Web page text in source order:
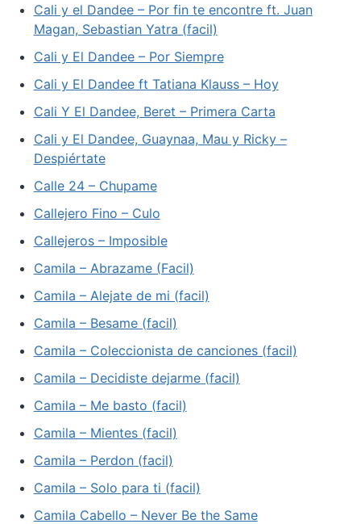
Cali y el Dandee – Por fin te encontre ft. Juan
Magan, Sebastian Yatra (facil)
Cali y El Dandee – Por Siempre
Cali y El Dandee ft Tatiana Klauss – Hoy
Cali Y El Dandee, Beret – Primera Carta
Cali y El Dandee, Guaynaa, Mau y Ricky –
Despiértate
Calle 24 – Chupame
Callejero Fino – Culo
Callejeros – Imposible
Camila – Abrazame (Facil)
Camila – Alejate de mi (facil)
Camila – Besame (facil)
Camila – Coleccionista de canciones (facil)
Camila – Decidiste dejarme (facil)
Camila – Me basto (facil)
Camila – Mientes (facil)
Camila – Perdon (facil)
Camila – Solo para ti (facil)
Camila Cabello – Never Be the Same